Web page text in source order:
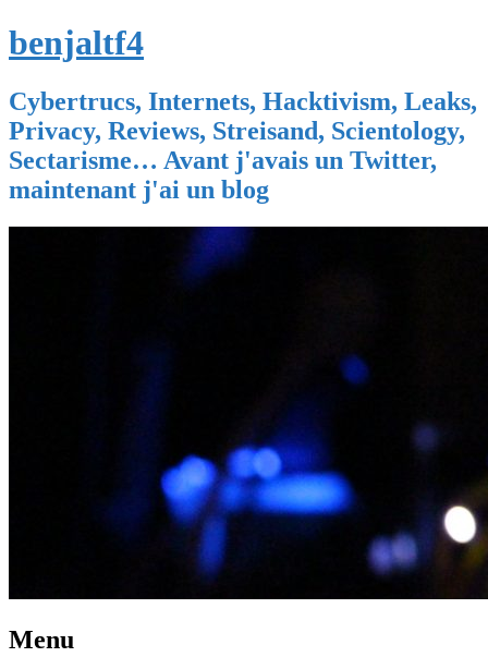
benjaltf4
Cybertrucs, Internets, Hacktivism, Leaks,
Privacy, Reviews, Streisand, Scientology,
Sectarisme… Avant j'avais un Twitter,
maintenant j'ai un blog
Menu